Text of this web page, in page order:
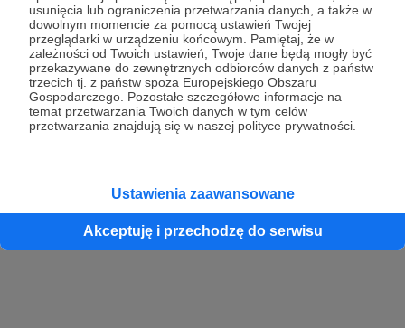
usunięcia lub ograniczenia przetwarzania danych, a także w
dowolnym momencie za pomocą ustawień Twojej
przeglądarki w urządzeniu końcowym. Pamiętaj, że w
zależności od Twoich ustawień, Twoje dane będą mogły być
przekazywane do zewnętrznych odbiorców danych z państw
trzecich tj. z państw spoza Europejskiego Obszaru
Gospodarczego. Pozostałe szczegółowe informacje na
temat przetwarzania Twoich danych w tym celów
przetwarzania znajdują się w naszej polityce prywatności.
Ustawienia zaawansowane
Akceptuję i przechodzę do serwisu
02.10.2025 ● Brak komentarzy
"Kobiety Motorsportu" – nowy podcast już
wkrótce!
Z okazji urodzin mam prezent nie tylko dla siebie – startuję
świat dziewczyn z rajdów, wyścigów i parku serwisowego.
MOTORSPORT kobiety